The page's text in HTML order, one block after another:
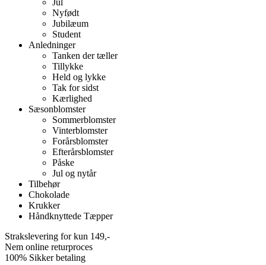
Jul
Nyfødt
Jubilæum
Student
Anledninger
Tanken der tæller
Tillykke
Held og lykke
Tak for sidst
Kærlighed
Sæsonblomster
Sommerblomster
Vinterblomster
Forårsblomster
Efterårsblomster
Påske
Jul og nytår
Tilbehør
Chokolade
Krukker
Håndknyttede Tæpper
Strakslevering for kun 149,-
Nem online returproces
100% Sikker betaling